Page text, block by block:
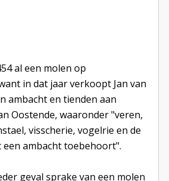
al een molen op
in dat jaar verkoopt Jan van
ambacht en tienden aan
Oostende, waaronder "veren,
visscherie, vogelrie en de
een ambacht toebehoort".
geval sprake van een molen